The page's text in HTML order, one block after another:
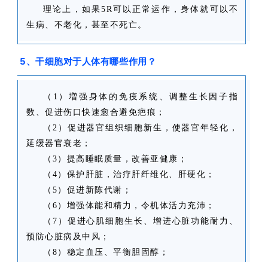
理论上，如果5R可以正常运作，身体就可以不
生病、不老化，甚至不死亡。
5、干细胞对于人体有哪些作用？
（1）増强身体的免疫系统、调整生长因子指
数、促进伤口快速愈合避免疤痕；
（2）促进器官组织细胞新生，使器官年轻化，
延缓器官衰老；
（3）提高睡眠质量，改善亚健康；
（4）保护肝脏，治疗肝纤维化、肝硬化；
（5）促进新陈代谢；
（6）增强体能和精力，令机体活力充沛；
（7）促进心肌细胞生长、增进心脏功能耐力、
预防心脏病及中风；
（8）稳定血压、平衡胆固醇；